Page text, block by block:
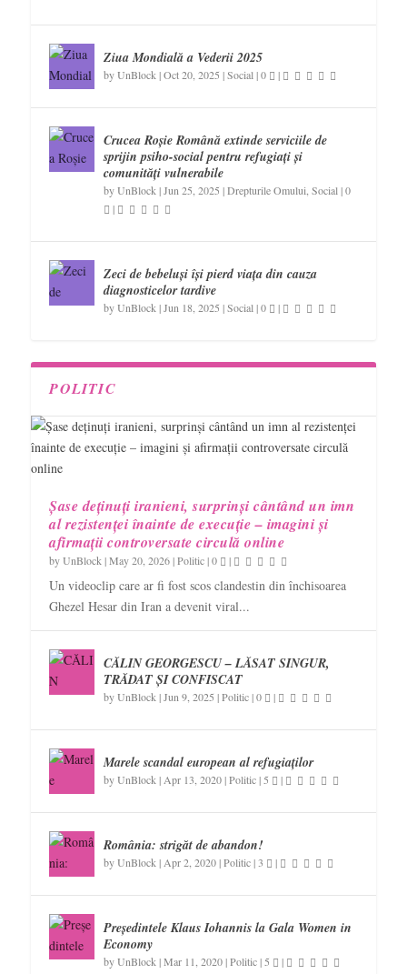
Ziua Mondială a Vederii 2025
byUnBlock |Oct 20, 2025 |Social |0 |
Crucea Roșie Română extinde serviciile de
sprijin psiho-social pentru refugiați și
comunități vulnerabile
byUnBlock |Jun 25, 2025 |Drepturile Omului ,Social |0
|
Zeci de bebeluși își pierd viața din cauza
diagnosticelor tardive
byUnBlock |Jun 18, 2025 |Social |0 |
POLITIC
Șase deținuți iranieni, surprinși cântând un imn
al rezistenței înainte de execuție – imagini și
afirmații controversate circulă online
byUnBlock |May 20, 2026|Politic|0 |
Un videoclip care ar fi fost scos clandestin din închisoarea
Ghezel Hesar din Iran a devenit viral...
CĂLIN GEORGESCU – LĂSAT SINGUR,
TRĂDAT ȘI CONFISCAT
byUnBlock |Jun 9, 2025 |Politic|0 |
Marele scandal european al refugiaților
byUnBlock | Apr 13, 2020|Politic| 5 |
România: strigăt de abandon!
byUnBlock | Apr 2, 2020|Politic|3 |
Președintele Klaus Iohannis la Gala Women in
Economy
byUnBlock |Mar 11, 2020|Politic| 5 |